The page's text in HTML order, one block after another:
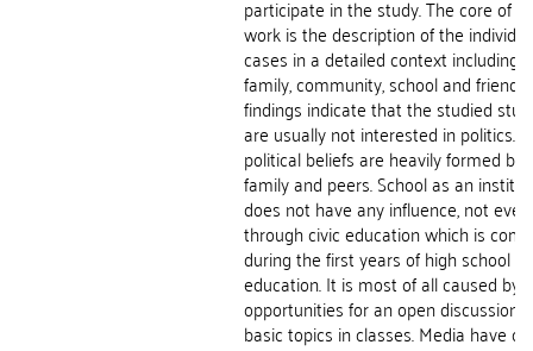
participate in the study. The core of
work is the description of the
cases in a detailed context including
family, community, school and
findings indicate that the studied
are usually not interested in politics.
political beliefs are heavily formed by
family and peers. School as an
does not have any influence, not even
through civic education which is
during the first years of high school
education. It is most of all caused by
opportunities for an open discussion
basic topics in classes. Media have